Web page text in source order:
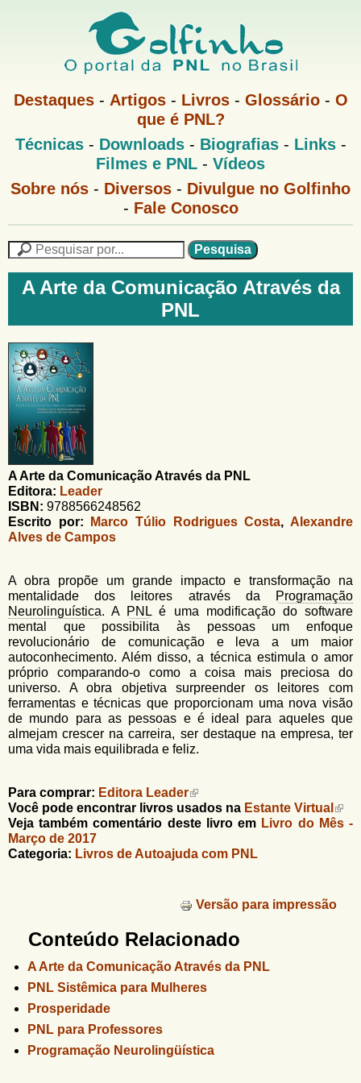
Pular
para
o
principal
G
f
i
n
h
M
u
Destaques- Artigos- Livros- Glossário- O
que é PNL?
M
e
P
Técnicas- Downloads- Biografias- Links-
Filmes e PNL - Vídeos
G
n
e
n
u
Sobre nós - Diversos - Divulgue no Golfinho
- Fale Conosco
F
m
u
l
á
r
i
o
d
e
u
s
c
a
e
i
s
a
n
o
G
i
n
h
o
A Arte da Comunicação Através da
PNL
A Arte da Comunicação Através da PNL
Editora: Leader
ISBN: 9788566248562
Escrito por:
Marco Túlio Rodrigues Costa,Alexandre
Alves de Campos
A obra propõe um grande impacto e transformação na
mentalidade dos leitores através da
Programação
Neurolinguística. A PNL é uma modificação do software
mental que possibilita às pessoas um enfoque
revolucionário de comunicação e leva a um maior
autoconhecimento. Além disso, a técnica estimula o amor
próprio comparando-o como a coisa mais preciosa do
universo. A obra objetiva surpreender os leitores com
ferramentas e técnicas que proporcionam uma nova visão
de mundo para as pessoas e é ideal para aqueles que
almejam crescer na carreira, ser destaque na empresa, ter
uma vida mais equilibrada e feliz.
Para comprar: Editora Leader
Você pode encontrar livros usados na Estante Virtual
Veja também comentário deste livro em Livro do Mês -
Março de 2017
Categoria: Livros de Autoajuda com PNL
Versão para impressão
Conteúdo Relacionado
A Arte da Comunicação Através da PNL
PNL Sistêmica para Mulheres
Prosperidade
PNL para Professores
Programação Neurolingüística